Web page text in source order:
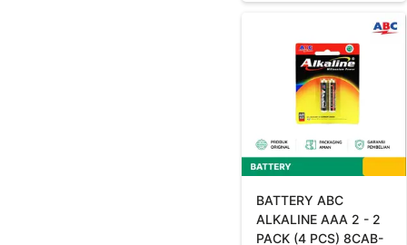
BATTERY ABC
ALKALINE AAA 2 - 2
PACK (4 PCS) 8CAB-